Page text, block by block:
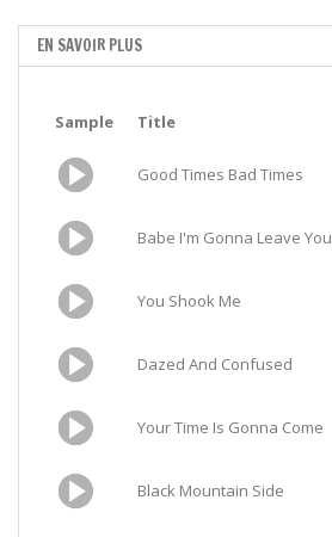
EN SAVOIR PLUS
Sample Title
Good Times Bad Times
Babe I'm Gonna Leave You
You Shook Me
Dazed And Confused
Your Time Is Gonna Come
Black Mountain Side